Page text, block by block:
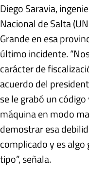
Diego Saravia,
Nacional de Salta
Grande en esa
último incidente.
carácter de
acuerdo del
se le grabó un
máquina en modo
demostrar esa
complicado y es
tipo”, señala.